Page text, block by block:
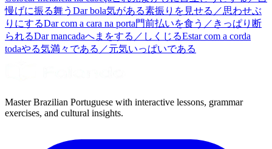
慢げに振る舞う Dar bola気がある素振りを見せる／思わせぶ
りにするDar com a cara na porta門前払いを食う／きっぱり断
られるDar mancadaへまをする／しくじるEstar com a corda
todaやる気満々である／元気いっぱいである
Master Brazilian Portuguese with interactive lessons, grammar
exercises, and cultural insights.